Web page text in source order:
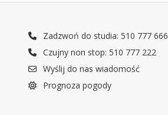
Zadzwoń do studia: 510 777 666
Czujny non stop: 510 777 222
Wyślij do nas wiadomość
Prognoza pogody